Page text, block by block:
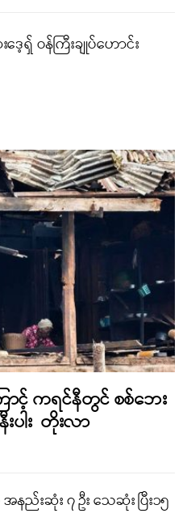
ရှ် ဝန်ကြီးချုပ်ဟောင်း
ောင့် ကရင်နီတွင် စစ်ဘေး
ပါး တိုးလာ
ည်းဆုံး ၇ ဦး သေဆုံး ပြီး၁၅